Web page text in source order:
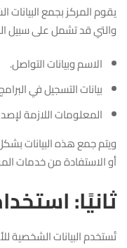
يقوم المركز بجمع البيانات
والتي قد تشمل على سبيل
الاسم وبيانات التواصل.
بيانات التسجيل في
المعلومات اللازمة
ويتم جمع هذه البيانات
أو الاستفادة من خدمات
ثانيًا:
تُستخدم البيانات الشخصية